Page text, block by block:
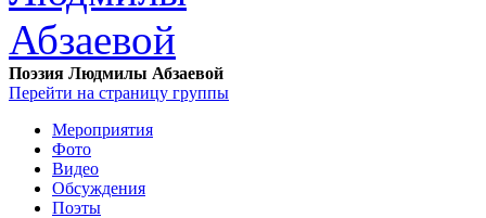
Поэзия Людмилы Абзаевой
Перейти на страницу группы
Мероприятия
Фото
Видео
Обсуждения
Поэты